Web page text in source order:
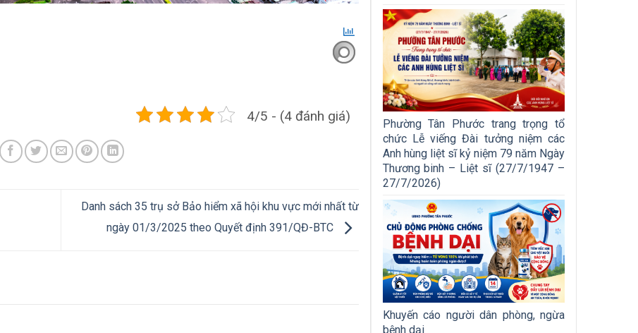
4/5 - (4 đánh giá)
Danh sách 35 trụ sở Bảo hiểm xã hội khu vực mới nhất từ
ngày 01/3/2025 theo Quyết định 391/QĐ-BTC
Phường Tân Phước trang trọng tổ
chức Lễ viếng Đài tưởng niệm các
Anh hùng liệt sĩ kỷ niệm 79 năm Ngày
Thương binh – Liệt sĩ (27/7/1947 –
27/7/2026)
Khuyến cáo người dân phòng, ngừa
bệnh dại